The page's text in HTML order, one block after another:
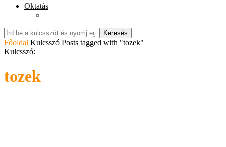
Oktatás
Keresés
Főoldal Kulcsszó Posts tagged with "tozek"
Kulcsszó:
tozek